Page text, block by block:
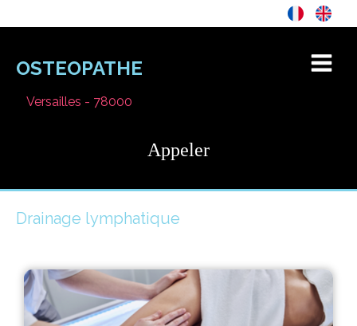
OSTEOPATHE
Versailles - 78000
Appeler
Drainage lymphatique